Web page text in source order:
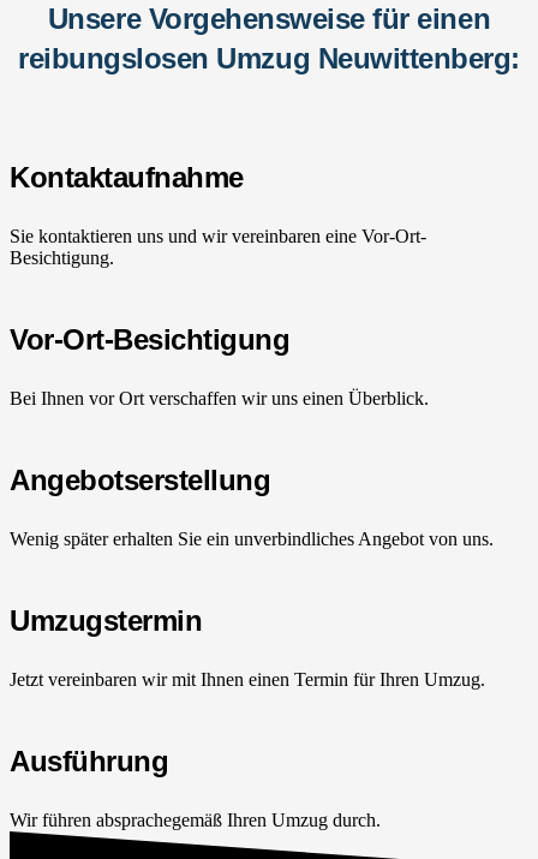
Unsere Vorgehensweise für einen
reibungslosen Umzug Neuwittenberg:
Kontaktaufnahme
Sie kontaktieren uns und wir vereinbaren eine Vor-Ort-
Besichtigung.
Vor-Ort-Besichtigung
Bei Ihnen vor Ort verschaffen wir uns einen Überblick.
Angebotserstellung
Wenig später erhalten Sie ein unverbindliches Angebot von uns.
Umzugstermin
Jetzt vereinbaren wir mit Ihnen einen Termin für Ihren Umzug.
Ausführung
Wir führen absprachegemäß Ihren Umzug durch.